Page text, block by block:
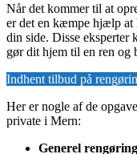
Når det kommer til at
er det en kæmpe hjælp at
din side. Disse eksperter
gør dit hjem til en ren og
Indhent tilbud på
Her er nogle af de
private i Mern:
Generel rengøring